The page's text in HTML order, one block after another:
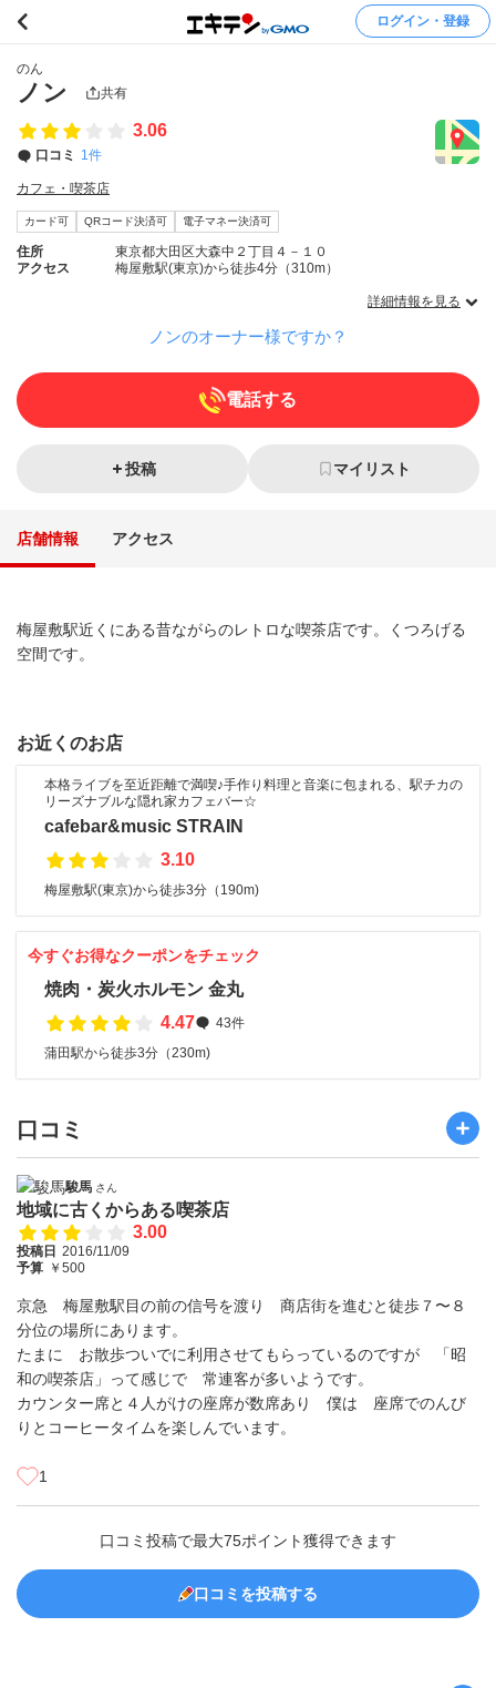
ログイン・登録
のん
ノン 共有
3.06
口コミ 1件
カフェ・喫茶店
カード可 QRコード決済可 電子マネー決済可
住所
東京都大田区大森中２丁目４－１０
アクセス
梅屋敷駅(東京)から徒歩4分（310m）
詳細情報を見る
ノンのオーナー様ですか？
電話する
投稿 マイリスト
店舗情報 アクセス
梅屋敷駅近くにある昔ながらのレトロな喫茶店です。くつろげる
空間です。
お近くのお店
本格ライブを至近距離で満喫♪手作り料理と音楽に包まれる、駅チカの
リーズナブルな隠れ家カフェバー☆
cafebar&music STRAIN
3.10
梅屋敷駅(東京)から徒歩3分（190m)
今すぐお得なクーポンをチェック
焼肉・炭火ホルモン 金丸
4.47
43件
蒲田駅から徒歩3分（230m)
口コミ
駿馬 さん
地域に古くからある喫茶店
3.00
投稿日 2016/11/09
予算 ￥500
京急 梅屋敷駅目の前の信号を渡り 商店街を進むと徒歩７〜８
分位の場所にあります。
たまに お散歩ついでに利用させてもらっているのですが 「昭
和の喫茶店」って感じで 常連客が多いようです。
カウンター席と４人がけの座席が数席あり 僕は 座席でのんび
りとコーヒータイムを楽しんでいます。
1
口コミ投稿で最大75ポイント獲得できます
口コミを投稿する